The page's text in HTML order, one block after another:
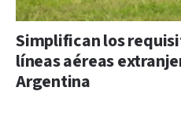
Simplifican los
líneas aéreas
Argentina